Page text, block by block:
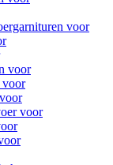
voor
voor
voor
voor